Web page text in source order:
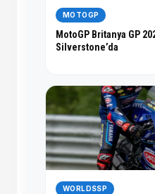
MOTOGP
MotoGP Britanya GP
Silverstone’da
WORLDSSP